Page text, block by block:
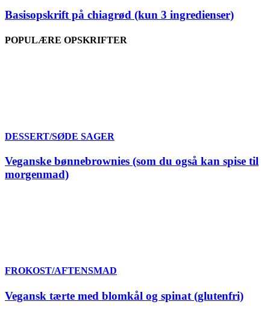
Basisopskrift på chiagrød (kun 3 ingredienser)
POPULÆRE OPSKRIFTER
DESSERT/SØDE SAGER
Veganske bønnebrownies (som du også kan spise til
morgenmad)
FROKOST/AFTENSMAD
Vegansk tærte med blomkål og spinat (glutenfri)